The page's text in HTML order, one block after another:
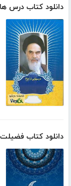
دانلود کتاب درس
دانلود کتاب